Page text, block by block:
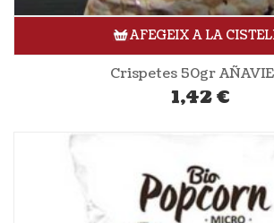
AFEGEIX A LA
Crispetes 50gr
1,42€